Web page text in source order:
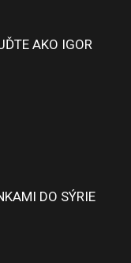
AKO IGOR
DO SÝRIE